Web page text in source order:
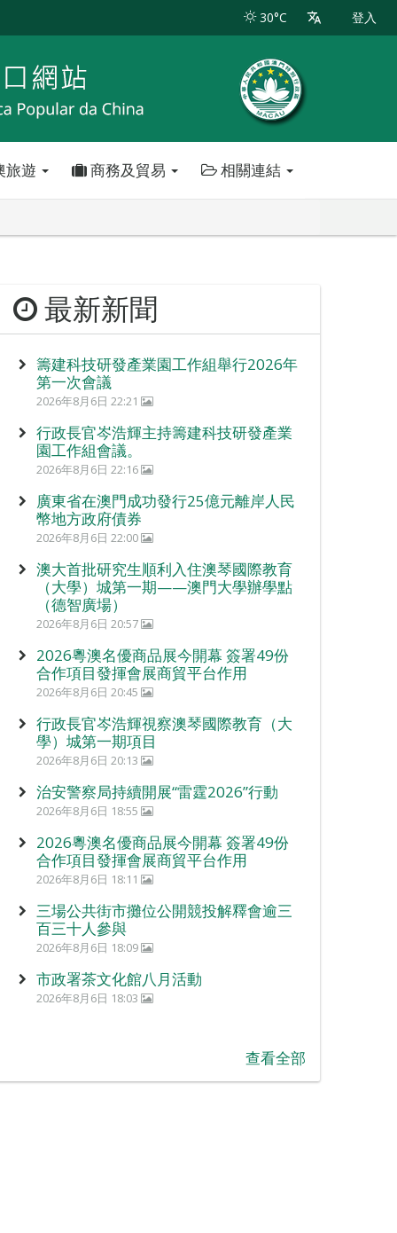
30°C 登入
遊 商務及貿易 相關連結
最新新聞
籌建科技研發產業園工作組舉行2026年
第一次會議
2026年8月6日 22:21
行政長官岑浩輝主持籌建科技研發產業
園工作組會議。
2026年8月6日 22:16
廣東省在澳門成功發行25億元離岸人民
幣地方政府債券
2026年8月6日 22:00
澳大首批研究生順利入住澳琴國際教育
（大學）城第一期——澳門大學辦學點
（德智廣場）
2026年8月6日 20:57
2026粵澳名優商品展今開幕 簽署49份
合作項目發揮會展商貿平台作用
2026年8月6日 20:45
行政長官岑浩輝視察澳琴國際教育（大
學）城第一期項目
2026年8月6日 20:13
治安警察局持續開展“雷霆2026”行動
2026年8月6日 18:55
2026粵澳名優商品展今開幕 簽署49份
合作項目發揮會展商貿平台作用
2026年8月6日 18:11
三場公共街市攤位公開競投解釋會逾三
百三十人參與
2026年8月6日 18:09
市政署茶文化館八月活動
2026年8月6日 18:03
查看全部